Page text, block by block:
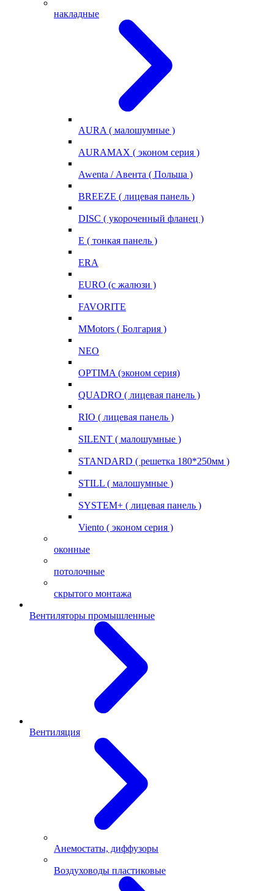
накладные
AURA ( малошумные )
AURAMAX ( эконом серия )
Awenta / Авента ( Польша )
BREEZE ( лицевая панель )
DISC ( укороченный фланец )
E ( тонкая панель )
ERA
EURO (с жалюзи )
FAVORITE
MMotors ( Болгария )
NEO
OPTIMA (эконом серия)
QUADRO ( лицевая панель )
RIO ( лицевая панель )
SILENT ( малошумные )
STANDARD ( решетка 180*250мм )
STILL ( малошумные )
SYSTEM+ ( лицевая панель )
Viento ( эконом серия )
оконные
потолочные
скрытого монтажа
Вентиляторы промышленные
Вентиляция
Анемостаты, диффузоры
Воздуховоды пластиковые